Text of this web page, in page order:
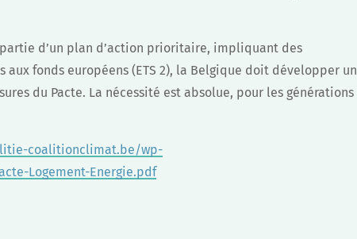
d’un plan d’action prioritaire, impliquant des
fonds européens (ETS 2), la Belgique doit développer un
du Pacte. La nécessité est absolue, pour les générations
coalitionclimat.be/wp-
Logement-Energie.pdf